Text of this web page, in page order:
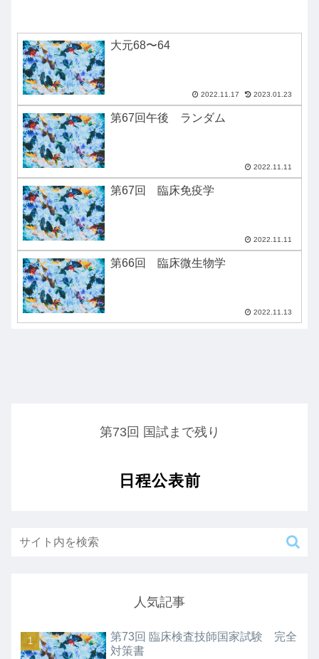
大元68〜64
2022.11.17 2023.01.23
第67回午後 ランダム
2022.11.11
第67回 臨床免疫学
2022.11.11
第66回 臨床微生物学
2022.11.13
第73回 国試まで残り
日程公表前
人気記事
第73回 臨床検査技師国家試験 完全
対策書